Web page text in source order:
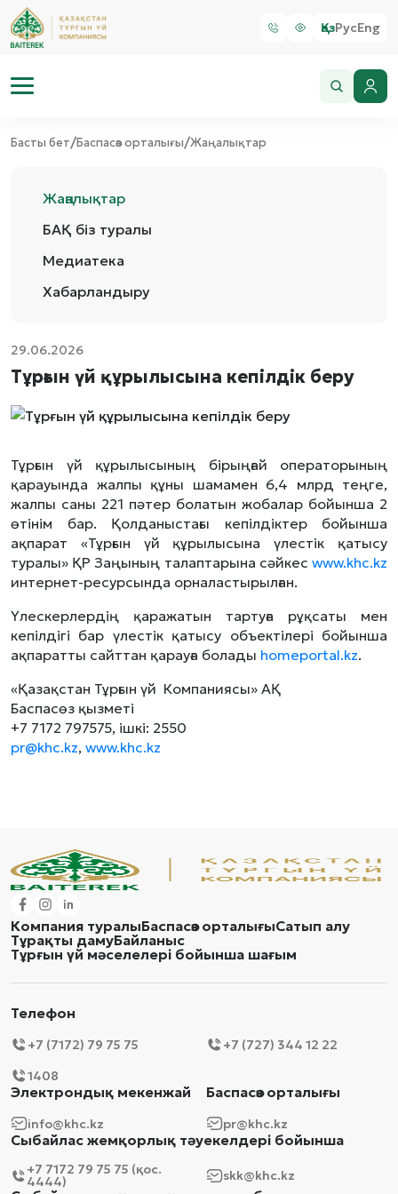
ҚазРусEng
Басты бет/Баспасөз орталығы/Жаңалықтар
Жаңалықтар
БАҚ біз туралы
Медиатека
Хабарландыру
29.06.2026
Тұрғын үй құрылысына кепілдік беру
Тұрғын үй құрылысының бірыңғай операторының
қарауында жалпы құны шамамен 6,4 млрд теңге,
жалпы саны 221 пәтер болатын жобалар бойынша 2
өтінім бар. Қолданыстағы кепілдіктер бойынша
ақпарат «Тұрғын үй құрылысына үлестік қатысу
туралы» ҚР Заңының талаптарына сәйкес www.khc.kz
интернет-ресурсында орналастырылған.
Үлескерлердің қаражатын тартуға рұқсаты мен
кепілдігі бар үлестік қатысу объектілері бойынша
ақпаратты сайттан қарауға болады homeportal.kz.
«Қазақстан Тұрғын үй Компаниясы» АҚ
Баспасөз қызметі
+7 7172 797575, ішкі: 2550
pr@khc.kz, www.khc.kz
Компания туралыБаспасөз орталығыСатып алу
Тұрақты дамуБайланыс
Тұрғын үй мәселелері бойынша шағым
Телефон
+7 (7172) 79 75 75
+7 (727) 344 12 22
1408
Электрондық мекенжай
info@khc.kz
Баспасөз орталығы
pr@khc.kz
Сыбайлас жемқорлық тәуекелдері бойынша
+7 7172 79 75 75 (қос.
4444) skk@khc.kz